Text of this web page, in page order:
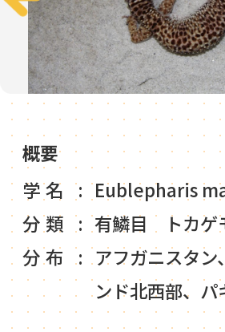
概要
学名
Eublepharis
分類
有鱗目 トカゲ
分布
アフガニスタン
ンド北西部、パ